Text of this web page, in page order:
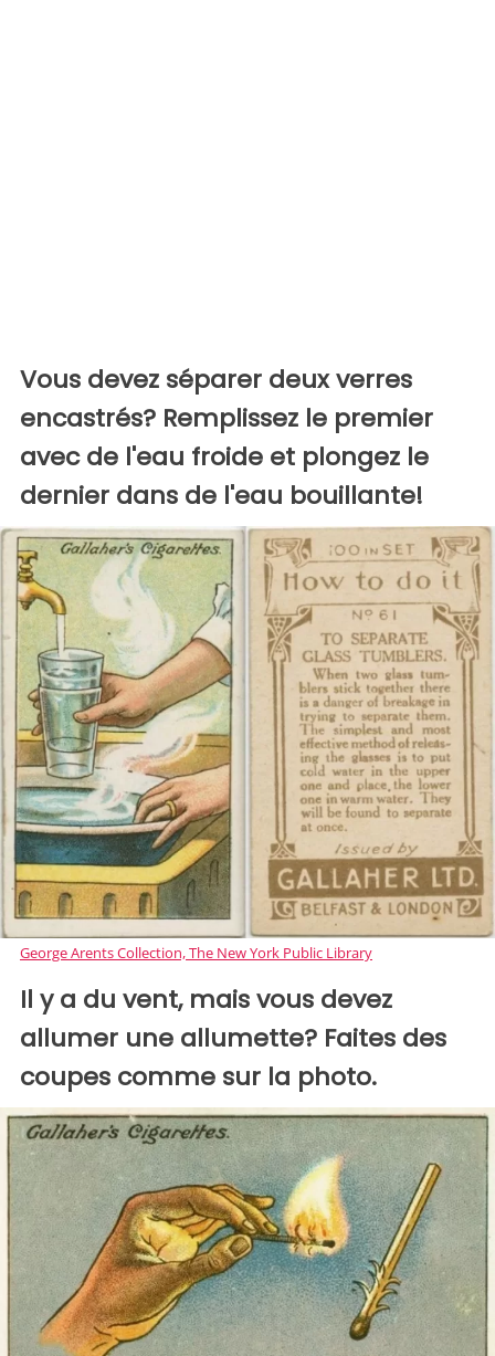
Vous devez séparer deux verres
encastrés? Remplissez le premier
avec de l'eau froide et plongez le
dernier dans de l'eau bouillante!
George Arents Collection, The New York Public Library
Il y a du vent, mais vous devez
allumer une allumette? Faites des
coupes comme sur la photo.